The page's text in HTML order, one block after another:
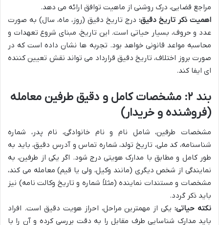
مراجع قضایی، درک روشنی از ماهیت توافق ارائه می دهد.
اهمیت ذکر تاریخ دقیق: درج تاریخ دقیق (روز، ماه، سال) به صورت
عدد و حروف، بسیار حیاتی است. این تاریخ، مبنای شروع تعهدات و
محاسبه مواعد قانونی خواهد بود. تجربه ها نشان داده است که در
صورت بروز اختلاف، تاریخ دقیق قرارداد می تواند نقش تعیین کننده
ای ایفا کند.
بند ۲: مشخصات کامل و دقیق طرفین معامله
(فروشنده و خریدار)
مشخصات طرفین، شامل نام و نام خانوادگی، نام پدر، شماره
شناسنامه، کد ملی، تاریخ تولد، شماره تماس و آدرس دقیق، باید به
طور کامل و مطابق با مدارک هویتی درج شود. اگر یکی از طرفین، به
نمایندگی از شخص دیگری (مانند وکیل، ولی یا قیم) معامله می کند،
مشخصات و مستندات نماینده (مثلاً شماره و تاریخ وکالت نامه) نیز
باید ذکر گردد.
نکته حیاتی:یکی از مهمترین مراحل، احراز هویت دقیق است. افراد
باید مدارک شناسایی طرف مقابل را به دقت بررسی کرده و آن را با